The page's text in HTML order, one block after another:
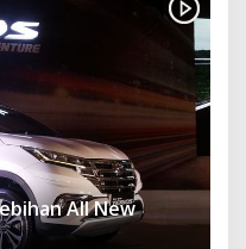
All New